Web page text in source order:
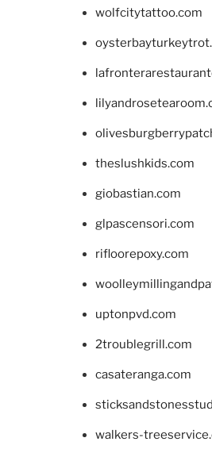
wolfcitytattoo.com
theslushkids.com
giobastian.com
glpascensori.com
rifloorepoxy.com
uptonpvd.com
2troublegrill.com
casateranga.com
walkers-